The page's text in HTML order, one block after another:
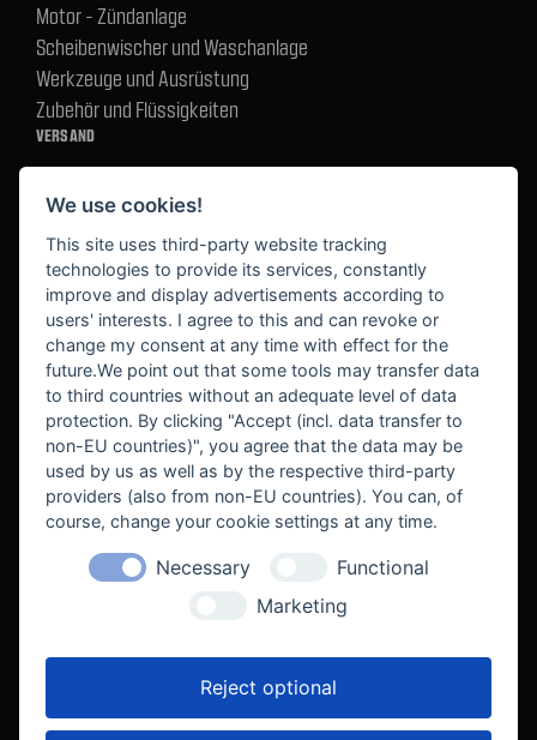
Motor - Zündanlage
Scheibenwischer und Waschanlage
Werkzeuge und Ausrüstung
Zubehör und Flüssigkeiten
VERSAND
BEKANNT AUS
We use cookies!
This site uses third-party website tracking
technologies to provide its services, constantly
improve and display advertisements according to
users' interests. I agree to this and can revoke or
change my consent at any time with effect for the
future.We point out that some tools may transfer data
to third countries without an adequate level of data
protection. By clicking "Accept (incl. data transfer to
non-EU countries)", you agree that the data may be
used by us as well as by the respective third-party
providers (also from non-EU countries). You can, of
course, change your cookie settings at any time.
Necessary
Functional
Marketing
Reject optional